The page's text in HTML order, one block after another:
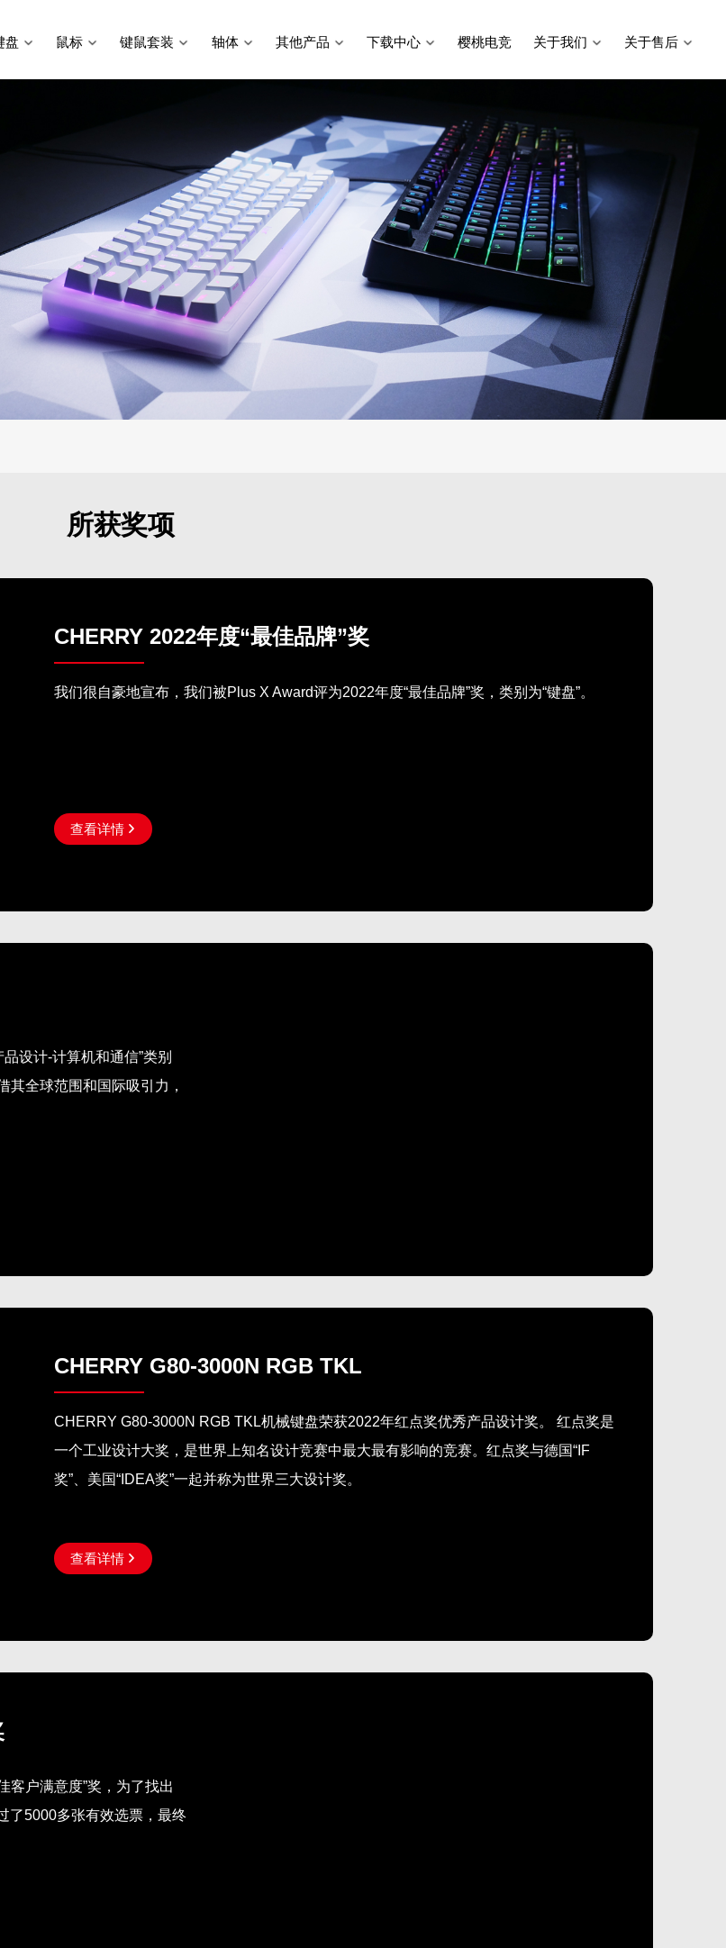
盘 鼠标 键鼠套装 轴体 其他产品 下载中心 樱桃电竞 关于我们 关于售后
所获奖项
CHERRY 2022年度“最佳品牌”奖
我们很自豪地宣布，我们被Plus X Award评为2022年度“最佳品牌”奖，类别为“键盘”。
查看详情
设计-计算机和通信”类别
其全球范围和国际吸引力，
CHERRY G80-3000N RGB TKL
CHERRY G80-3000N RGB TKL机械键盘荣获2022年红点奖优秀产品设计奖。 红点奖是
一个工业设计大奖，是世界上知名设计竞赛中最大最有影响的竞赛。红点奖与德国“IF
奖”、美国“IDEA奖”一起并称为世界三大设计奖。
查看详情
客户满意度”奖，为了找出
了5000多张有效选票，最终